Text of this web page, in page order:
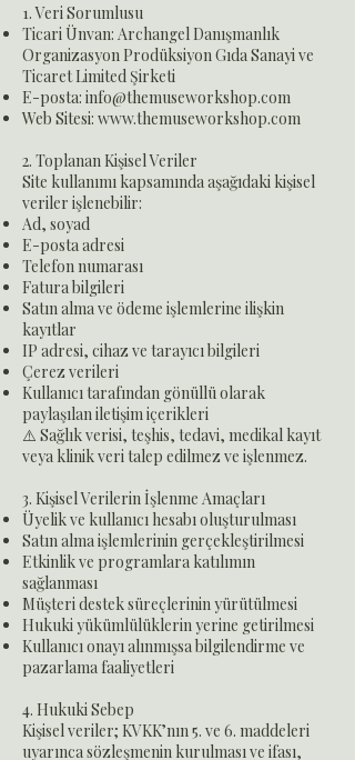
1. Veri Sorumlusu
Ticari Ünvan: Archangel Danışmanlık
Organizasyon Prodüksiyon Gıda Sanayi ve
Ticaret Limited Şirketi
E-posta: info@themuseworkshop.com
Web Sitesi: www.themuseworkshop.com
2. Toplanan Kişisel Veriler
Site kullanımı kapsamında aşağıdaki kişisel
veriler işlenebilir:
Ad, soyad
E-posta adresi
Telefon numarası
Fatura bilgileri
Satın alma ve ödeme işlemlerine ilişkin
kayıtlar
IP adresi, cihaz ve tarayıcı bilgileri
Çerez verileri
Kullanıcı tarafından gönüllü olarak
paylaşılan iletişim içerikleri
⚠️ Sağlık verisi, teşhis, tedavi, medikal kayıt
veya klinik veri talep edilmez ve işlenmez.
3. Kişisel Verilerin İşlenme Amaçları
Üyelik ve kullanıcı hesabı oluşturulması
Satın alma işlemlerinin gerçekleştirilmesi
Etkinlik ve programlara katılımın
sağlanması
Müşteri destek süreçlerinin yürütülmesi
Hukuki yükümlülüklerin yerine getirilmesi
Kullanıcı onayı alınmışsa bilgilendirme ve
pazarlama faaliyetleri
4. Hukuki Sebep
Kişisel veriler; KVKK’nın 5. ve 6. maddeleri
uyarınca sözleşmenin kurulması ve ifası,